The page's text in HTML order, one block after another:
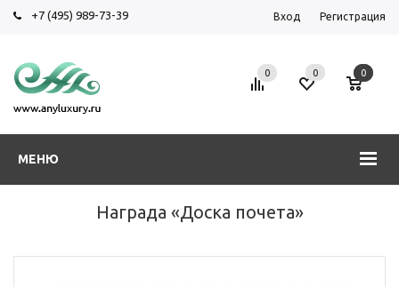
+7 (495) 989-73-39 Вход Регистрация
МЕНЮ
0 0 0
Награда «Доска почета»